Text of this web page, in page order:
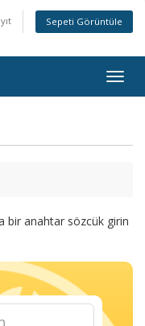
Sepeti Görüntüle
bir anahtar sözcük girin